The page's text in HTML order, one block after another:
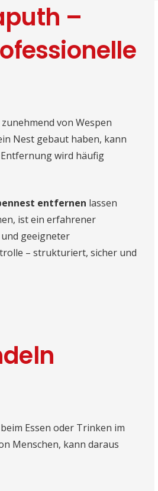
–
von Wespen
Nest gebaut haben, kann
wird häufig
entfernen lassen
ist ein erfahrener
geeigneter
– strukturiert, sicher und
Essen oder Trinken im
Menschen, kann daraus